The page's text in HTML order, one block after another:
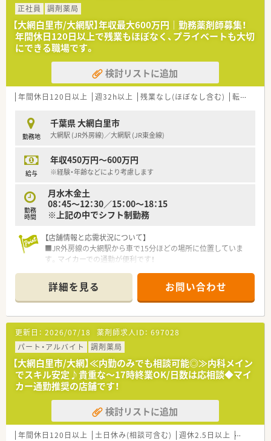
【法人特徴について】
■千葉県内に5店舗の調剤薬局を展開している法人であり、地域
密着型の経営スタイルで安定した基盤を築いているのが特徴で
す。
■地域健康フォーラムや子供向けの薬剤師体験会を積極的に開
催しており、健康サポート薬局として地域の啓発活動に注力して
■年1回の社内発表会を通じて知見を共有する文化があり、小規
模な組織ながらも常に質の高い医療サービスの提供を目指して
正社員
調剤薬局
【大網白里市/大網駅】年収最大600万円｜勤務薬剤師募集！
年間休日120日以上で残業もほぼなく、プライベートも大切
にできる職場です。
検討リストに追加
年間休日120日以上 週32h以上 残業なし(ほぼなし含む) 転勤なし
勤務地
千葉県 大網白里市
大網駅 (JR外房線)／大網駅 (JR東金線)
給与
年収450万円～600万円
※経験・年齢などにより考慮します
勤務
時間
月水木金土
08：45～12：30／15：00～18：15
※上記の中でシフト制勤務
【店舗情報と応需状況について】
■JR外房線の大網駅から車で15分ほどの場所に位置していま
す。マイカーでの通勤が便利です！
おり、地域に根ざした親しみやすい薬局として運営されていま
す。
■常勤薬剤師2名とパート薬剤師1名に加えて事務員2名が在籍
しており、複数名体制で協力しながら日々の業務に励んでいま
す。
【法人特徴について】
■千葉県内に5店舗の調剤薬局を展開している法人であり、地域
密着型の経営スタイルで安定した基盤を築いているのが特徴で
す。
■地域健康フォーラムや子供向けの薬剤師体験会を積極的に開
催しており、健康サポート薬局として地域の啓発活動に注力して
■年1回の社内発表会を通じて知見を共有する文化があり、小規
模な組織ながらも常に質の高い医療サービスの提供を目指して
詳細を見る お問い合わせ
更新日： 2026/07/18 薬剤師求人ID： 697028
パート・アルバイト
調剤薬局
【大網白里市/大網】≪内勤のみでも相談可能◎≫内科メイン
でスキル安定♪貴重な～17時終業OK/日数は応相談◆マイ
カー通勤推奨の店舗です！
検討リストに追加
年間休日120日以上 土日休み(相談可含む) 週休2.5日以上 週32h以